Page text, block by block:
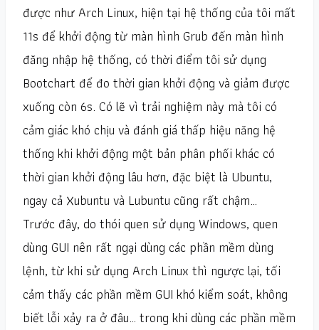
được như Arch Linux, hiện tại hệ thống của tôi mất
11s để khởi động từ màn hình Grub đến màn hình
đăng nhập hệ thống, có thời điểm tôi sử dụng
Bootchart để đo thời gian khởi động và giảm được
xuống còn 6s. Có lẽ vì trải nghiệm này mà tôi có
cảm giác khó chịu và đánh giá thấp hiệu năng hệ
thống khi khởi động một bản phân phối khác có
thời gian khởi động lâu hơn, đặc biệt là Ubuntu,
ngay cả Xubuntu và Lubuntu cũng rất chậm…
Trước đây, do thói quen sử dụng Windows, quen
dùng GUI nên rất ngại dùng các phần mềm dùng
lệnh, từ khi sử dụng Arch Linux thì ngược lại, tối
cảm thấy các phần mềm GUI khó kiểm soát, không
biết lỗi xảy ra ở đâu… trong khi dùng các phần mềm